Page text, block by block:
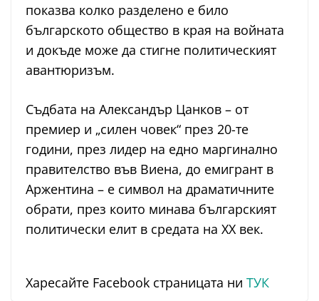
показва колко разделено е било
българското общество в края на войната
и докъде може да стигне политическият
авантюризъм.
Съдбата на Александър Цанков – от
премиер и „силен човек“ през 20-те
години, през лидер на едно маргинално
правителство във Виена, до емигрант в
Аржентина – е символ на драматичните
обрати, през които минава българският
политически елит в средата на ХХ век.
Харесайте Facebook страницата ни ТУК